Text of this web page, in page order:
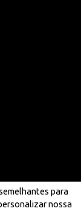
para
nossa